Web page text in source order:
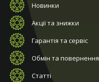
Новинки
Акції та знижки
Гарантія та сервіс
Обмін та повернення
Статті